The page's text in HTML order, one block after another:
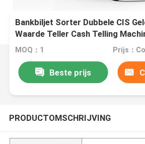
Bankbiljet Sorter Dubbele CIS
Waarde Teller Cash Telling
MOQ：1 Prijs：
Beste prijs
PRODUCTOMSCHRIJVING